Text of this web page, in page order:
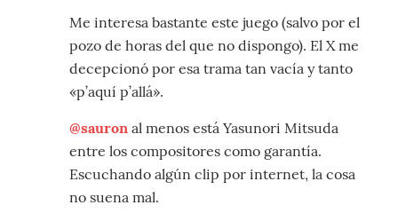
Me interesa bastante este juego (salvo por el
pozo de horas del que no dispongo). El X me
decepcionó por esa trama tan vacía y tanto
«p’aquí p’allá».
@sauron al menos está Yasunori Mitsuda
entre los compositores como garantía.
Escuchando algún clip por internet, la cosa
no suena mal.